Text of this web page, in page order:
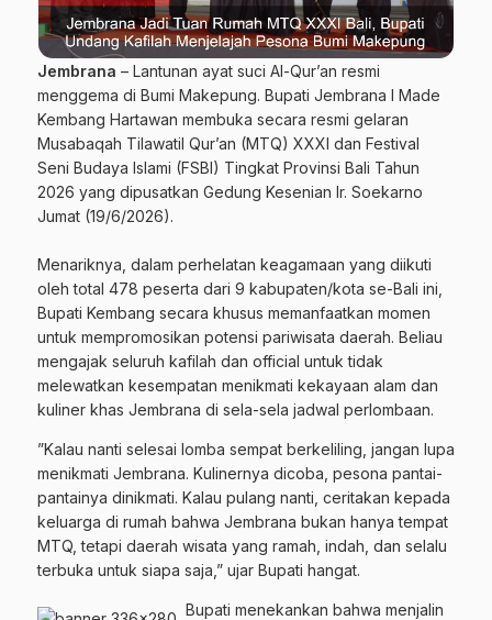
Jembrana – Lantunan ayat suci Al-Qur’an resmi
menggema di Bumi Makepung. Bupati Jembrana I Made
Kembang Hartawan membuka secara resmi gelaran
Musabaqah Tilawatil Qur’an (MTQ) XXXI dan Festival
Seni Budaya Islami (FSBI) Tingkat Provinsi Bali Tahun
2026 yang dipusatkan Gedung Kesenian Ir. Soekarno
Jumat (19/6/2026).
Menariknya, dalam perhelatan keagamaan yang diikuti
oleh total 478 peserta dari 9 kabupaten/kota se-Bali ini,
Bupati Kembang secara khusus memanfaatkan momen
untuk mempromosikan potensi pariwisata daerah. Beliau
mengajak seluruh kafilah dan official untuk tidak
melewatkan kesempatan menikmati kekayaan alam dan
kuliner khas Jembrana di sela-sela jadwal perlombaan.
​”Kalau nanti selesai lomba sempat berkeliling, jangan lupa
menikmati Jembrana. Kulinernya dicoba, pesona pantai-
pantainya dinikmati. Kalau pulang nanti, ceritakan kepada
keluarga di rumah bahwa Jembrana bukan hanya tempat
MTQ, tetapi daerah wisata yang ramah, indah, dan selalu
terbuka untuk siapa saja,” ujar Bupati hangat.
​Bupati menekankan bahwa menjalin